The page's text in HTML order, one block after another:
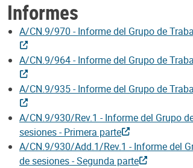
Informes
A/CN.9/970 - Informe del Grupo de
A/CN.9/964 - Informe del Grupo de
A/CN.9/935 - Informe del Grupo de
A/CN.9/930/Rev.1 - Informe del Grupo
sesiones - Primera parte
A/CN.9/930/Add.1/Rev.1 - Informe del
de sesiones - Segunda parte